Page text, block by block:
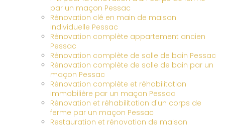
par un maçon Pessac
Rénovation clé en main de maison
individuelle Pessac
Rénovation complète appartement ancien
Pessac
Rénovation complète de salle de bain Pessac
Rénovation complète de salle de bain par un
maçon Pessac
Rénovation complète et réhabilitation
immobilière par un maçon Pessac
Rénovation et réhabilitation d'un corps de
ferme par un maçon Pessac
Restauration et rénovation de maison